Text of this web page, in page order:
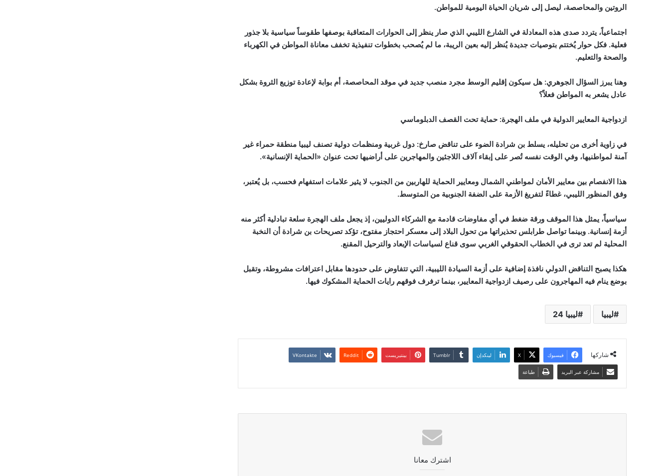
الروتين والمحاصصة، ليصل إلى شريان الحياة اليومية للمواطن.
اجتماعياً، يتردد صدى هذه المعادلة في الشارع الليبي الذي صار ينظر إلى الحوارات المتعاقبة بوصفها طقوساً سياسية بلا جذور
فعلية. فكل حوار يُختتم بتوصيات جديدة يُنظر إليه بعين الريبة، ما لم يُصحب بخطوات تنفيذية تخفف معاناة المواطن في الكهرباء
والصحة والتعليم.
وهنا يبرز السؤال الجوهري: هل سيكون إقليم الوسط مجرد منصب جديد في موقد المحاصصة، أم بوابة لإعادة توزيع الثروة بشكل
عادل يشعر به المواطن فعلاً؟
ازدواجية المعايير الدولية في ملف الهجرة: حماية تحت القصف الدبلوماسي
في زاوية أخرى من تحليله، يسلط بن شرادة الضوء على تناقض صارخ: دول غربية ومنظمات دولية تصنف ليبيا منطقة حمراء غير
آمنة لمواطنيها، وفي الوقت نفسه تُصر على إبقاء آلاف اللاجئين والمهاجرين على أراضيها تحت عنوان «الحماية الإنسانية».
هذا الانفصام بين معايير الأمان لمواطني الشمال ومعايير الحماية للهاربين من الجنوب لا يثير علامات استفهام فحسب، بل يُعتبر،
وفق المنظور الليبي، غطاءً لتفريغ الأزمة على الضفة الجنوبية من المتوسط.
سياسياً، يمثل هذا الموقف ورقة ضغط في أي مفاوضات قادمة مع الشركاء الدوليين، إذ يجعل ملف الهجرة سلعة تبادلية أكثر منه
أزمة إنسانية. وبينما تواصل طرابلس تحذيراتها من تحول البلاد إلى معسكر احتجاز مفتوح، تؤكد تصريحات بن شرادة أن النخبة
المحلية لم تعد ترى في الخطاب الحقوقي الغربي سوى قناع لسياسات الإبعاد والترحيل المقنع.
هكذا يصبح التناقض الدولي نافذة إضافية على أزمة السيادة الليبية، التي تتفاوض على حدودها مقابل اعترافات مشروطة، وتقبل
بوضع ينام فيه المهاجرون على رصيف ازدواجية المعايير، بينما ترفرف فوقهم رايات الحماية المشكوك فيها.
ليبيا ليبيا 24
شاركها فيسبوك ‫X لينكدإن بينتيريست
مشاركة عبر البريد طباعة
اشترك معانا